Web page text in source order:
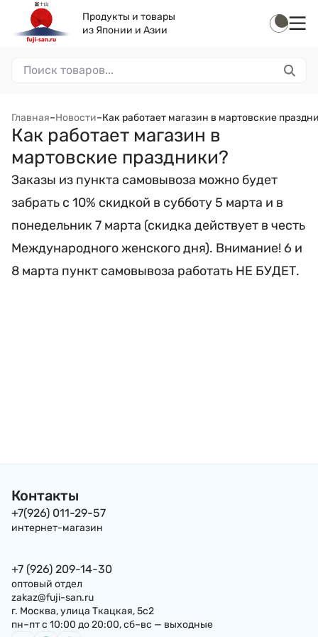
Продукты и товары
из Японии и Азии
Главная–Новости–Как работает магазин в мартовские
Как работает магазин в
мартовские праздники?
Заказы из пункта самовывоза можно будет
забрать с 10% скидкой в субботу 5 марта и в
понедельник 7 марта (скидка действует в честь
Международного женского дня). Внимание! 6 и
8 марта пункт самовывоза работать НЕ БУДЕТ.
Контакты
+7(926) 011-29-57
интернет-магазин
+7 (926) 209-14-30
оптовый отдел
zakaz@fuji-san.ru
г. Москва, улица Ткацкая, 5с2
пн–пт с 10:00 до 20:00, сб–вс — выходные